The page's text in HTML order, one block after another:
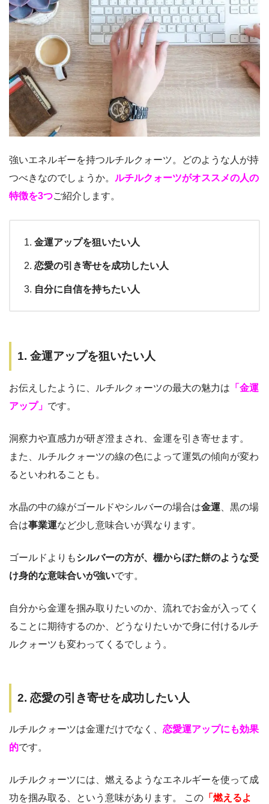
強いエネルギーを持つルチルクォーツ。どのような人が持
つべきなのでしょうか。 ルチルクォーツがオススメの人の
特徴を3つご紹介します。
金運アップを狙いたい人
恋愛の引き寄せを成功したい人
自分に自信を持ちたい人
1. 金運アップを狙いたい人
お伝えしたように、ルチルクォーツの最大の魅力は 「金運
アップ」 です。
洞察力や直感力が研ぎ澄まされ、金運を引き寄せます。
また、ルチルクォーツの線の色によって運気の傾向が変わ
るといわれることも。
水晶の中の線がゴールドやシルバーの場合は金運 、黒の場
合は事業運など少し意味合いが異なります。
ゴールドよりもシルバーの方が、棚からぼた餅のような受
け身的な意味合いが強いです。
自分から金運を掴み取りたいのか、流れでお金が入ってく
ることに期待するのか、どうなりたいかで身に付けるルチ
ルクォーツも変わってくるでしょう。
2. 恋愛の引き寄せを成功したい人
ルチルクォーツは金運だけでなく、 恋愛運アップにも効果
的です。
ルチルクォーツには、燃えるようなエネルギーを使って成
功を掴み取る、という意味があります。 この 「燃えるよ